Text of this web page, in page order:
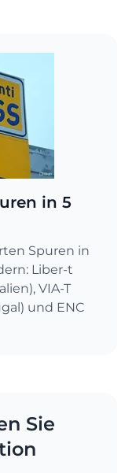
in 5
Spuren in
Liber-t
VIA-T
und ENC
Sie